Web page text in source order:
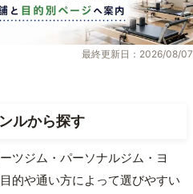
最終更新日：2026/08/07
ルから探す
ツジム・パーソナルジム・ヨ
的や通い方によって選びやすい